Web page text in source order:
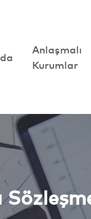
Anlaşmalı
Kurumlar
Anlaşmalı
Kurumlar